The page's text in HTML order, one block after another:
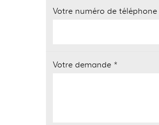
Votre numéro de téléphone
Votre demande *